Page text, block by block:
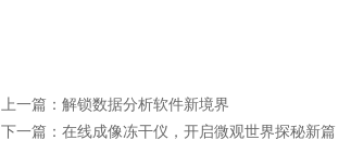
上一篇： 解锁数据分析软件新境界
下一篇： 在线成像冻干仪，开启微观世界探秘新篇